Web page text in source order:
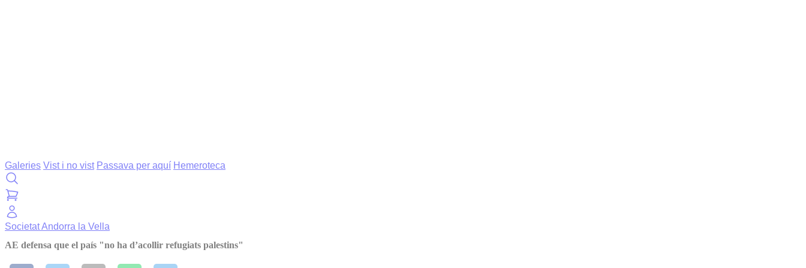
Galeries Vist i no vist Passava per aquí Hemeroteca
SocietatAndorra la Vella
AE defensa que el país "no ha d’acollir refugiats palestins"